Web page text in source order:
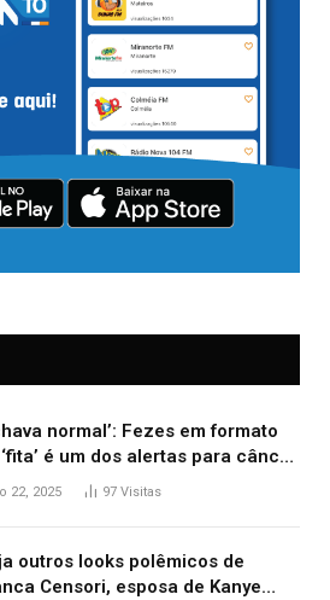
normal’: Fezes em formato
é um dos alertas para câncer
relembre fala de Preta Gil
22, 2025 97 Visitas
outros looks polêmicos de
Censori, esposa de Kanye